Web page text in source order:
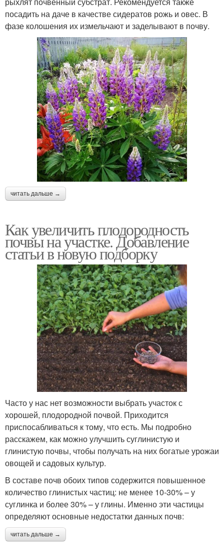
посадить на даче в качестве сидератов рожь и овес. В
фазе колошения их измельчают и заделывают в почву.
читать дальше →
Как увеличить плодородность
почвы на участке. Добавление
статьи в новую подборку
Часто у нас нет возможности выбрать участок с
хорошей, плодородной почвой. Приходится
приспосабливаться к тому, что есть. Мы подробно
расскажем, как можно улучшить суглинистую и
глинистую почвы, чтобы получать на них богатые урожаи
овощей и садовых культур.
В составе почв обоих типов содержится повышенное
количество глинистых частиц: не менее 10-30% – у
суглинка и более 30% – у глины. Именно эти частицы
определяют основные недостатки данных почв:
читать дальше →